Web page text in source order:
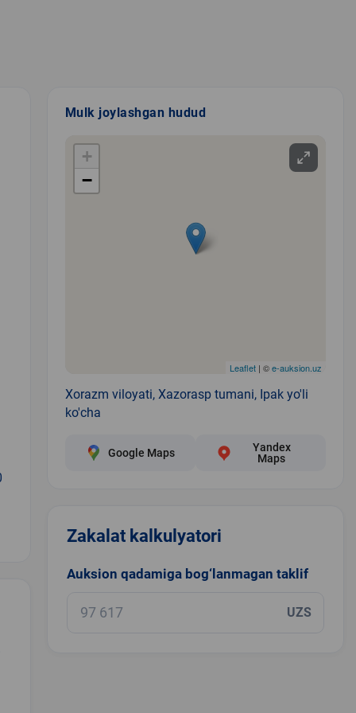
Mulk joylashgan hudud
+
−
Leaflet| ©e-auksion.uz
Xorazm viloyati, Xazorasp tumani, Ipak yo'li
ko'cha
Google Maps
Yandex
Maps
Zakalat kalkulyatori
Auksion qadamiga bog‘lanmagan taklif
UZS